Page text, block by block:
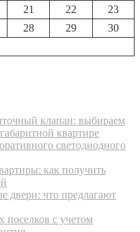
21 22
23
28 29
30
клапан: выбираем
квартире
светодиодного
как получить
двери: что предлагают
поселков с учетом